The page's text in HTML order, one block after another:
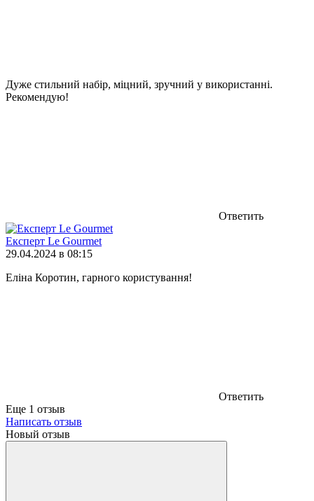
Дуже стильний набір, міцний, зручний у використанні.
Рекомендую!
Ответить
Експерт Le Gourmet
29.04.2024 в 08:15
Еліна Коротин, гарного користування!
Ответить
Еще 1 отзыв
Написать отзыв
Новый отзыв